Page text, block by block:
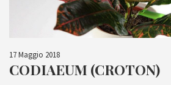
17 Maggio 2018
CODIAEUM (CROTON)